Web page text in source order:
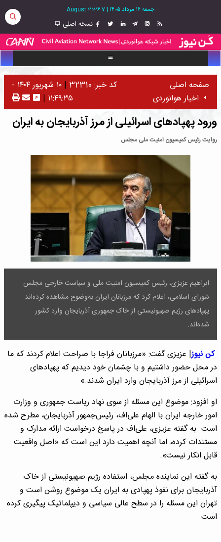
جمعه ۱۶ مرداد ۱۴۰۵ |
7 August 2026
نسخه اصلی
صفحه اصلی
اخبار هوانوردی
کد خبر: 32310 |
۱۰ شهریور ۱۴۰۴ -
۱۱:۴۹:۳۵ |
ورود پهپادهای اسرائیلی از مرز آذربایجان به ایران
روایت رئیس کمیسیون امنیت ملی مجلس
ابراهیم عزیزی، رئیس کمیسیون امنیت ملی و سیاست خارجی مجلس
شورای اسلامی، اعلام کرد که مرزبانان ایران به‌وضوح مشاهده کرده‌اند
پهپادهای رژیم صهیونیستی از خاک جمهوری آذربایجان وارد کشور
شده‌اند.
کن نیوز| عزیزی گفت: «مرزبانان فراجا با صراحت اعلام کردند که ما
در محل حضور داشتیم و با چشمان خود دیدیم که پهپادهای
اسرائیلی از مرز آذربایجان وارد ایران شدند.»
او افزود: موضوع این مسئله از سوی نهاد ریاست جمهوری و وزارت
امور خارجه ایران با الهام علی‌اف، رئیس‌جمهور آذربایجان، مطرح شده
است. به گفته عزیزی، علی‌اف در پاسخ درخواست ارائه مدارک و
مستندات کرده، اما آنچه اهمیت دارد این است که «اصل واقعیت
قابل انکار نیست».
به گفته این نماینده مجلس، استفاده رژیم صهیونیستی از خاک
آذربایجان برای نفوذ پهپادی به ایران یک موضوع روشن است و
تهران این مسئله را در سطح عالی سیاسی و دیپلماتیک پیگیری کرده
است.